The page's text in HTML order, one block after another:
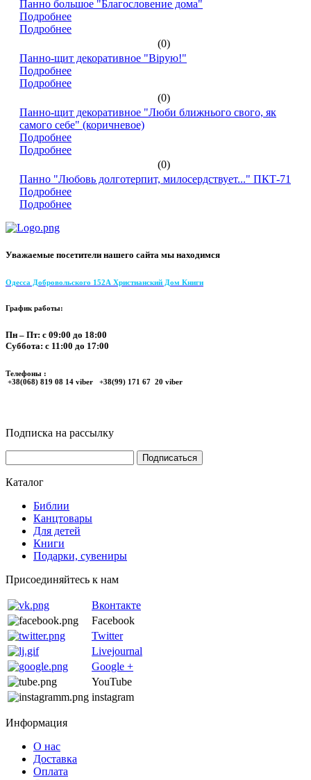
Панно большое "Благословение дома"
Подробнее
Подробнее
(0)
Панно-щит декоративное "Вірую!"
Подробнее
Подробнее
(0)
Панно-щит декоративное "Люби ближнього свого, як
самого себе" (коричневое)
Подробнее
Подробнее
(0)
Панно "Любовь долготерпит, милосердствует..." ПКТ-71
Подробнее
Подробнее
Уважаемые посетители нашего сайта мы находимся
Одесса Добровольского 152А Христианский Дом Книги
График работы:
Пн – Пт: с 09:00 до 18:00
Суббота: с 11:00 до 17:00
Телефоны :
+38(068) 819 08 14 viber +38(99) 171 67 20 viber
Подписка на рассылку
Каталог
Библии
Канцтовары
Для детей
Книги
Подарки, сувениры
Присоединяйтесь к нам
Вконтакте
Facebook
Twitter
Livejournal
Google +
YouTube
instagram
Информация
О нас
Доставка
Оплата